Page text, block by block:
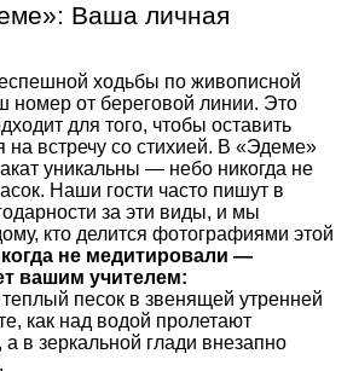
Ваша личная
ходьбы по живописной
номер от береговой линии. Это
для того, чтобы оставить
на встречу со стихией. В «Эдеме»
уникальны — небо никогда не
Наши гости часто пишут в
за эти виды, и мы
кто делится фотографиями этой
не медитировали —
вашим учителем:
песок в звенящей утренней
как над водой пролетают
в зеркальной глади внезапно